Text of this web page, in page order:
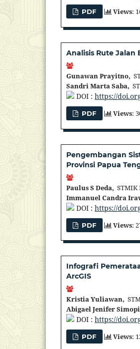
PDF Views:
Analisis Rute Jalan
Gunawan Prayitno,
Sandri Marta Saba,
DOI : https://
PDF Views:
Pengembangan
Provinsi Papua
Paulus S Deda, STMIK
Immanuel Candra
DOI : https://
PDF Views:
Infografi
ArcGIS
Kristia Yuliawan,
Abigael Jenifer
DOI : https://
PDF Views: